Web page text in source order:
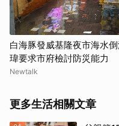
白海豚發威基隆夜市海水
瑋要求市府檢討防災能力
Newtalk
更多生活相關文章